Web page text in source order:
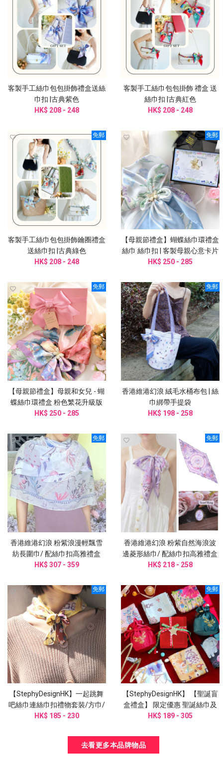
客製手工絲巾包包掛飾禮盒送絲
巾扣 |古典紫色
HK$ 208 - 248
客製手工絲巾包包掛飾 禮盒 送
絲巾扣 |古典紅色
HK$ 208 - 248
免郵
客製手工絲巾包包掛飾鑰圈禮盒
送絲巾扣 |古典綠色
HK$ 208 - 248
免郵
【母親節禮盒】蝴蝶絲巾環禮盒
絲巾 絲巾扣 | 客製母親心意卡片
HK$ 250 - 285
免郵
【母親節禮盒】母親和女兒 - 蝴
蝶絲巾環禮盒 粉色繁花升級版
HK$ 250 - 285
免郵
香港維港幻浪 絨毛水桶布包 | 絲
巾綁帶手提袋
HK$ 198 - 258
免郵
香港維港幻浪 粉紫浪漫輕飄雪
紡長圍巾/ 配絲巾扣高雅禮盒
HK$ 307 - 359
免郵
香港維港幻浪 粉紫自然海浪波
邊菱形絲巾/ 配絲巾扣高雅禮盒
圍巾
HK$ 218 - 258
免郵
【StephyDesignHK】一起跳舞
吧絲巾連絲巾扣禮物套裝/方巾/
頭巾/手腕帶/圍巾/姊姊禮物
HK$ 185 - 230
免郵
【StephyDesignHK】 【聖誕盲
盒禮盒】 限定優惠 聖誕絲巾及
絲巾扣盲盒系列
HK$ 189 - 305
去看更多本品牌物品